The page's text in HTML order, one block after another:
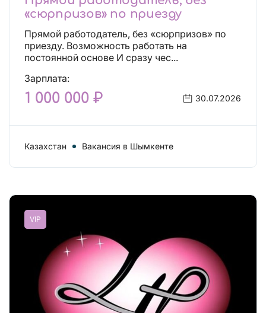
«сюрпризов» по приезду
Прямой работодатель, без «сюрпризов» по
приезду. Возможность работать на
постоянной основе И сразу чес...
Зарплата:
1 000 000 ₽ 30.07.2026
Казахстан Вакансия в Шымкенте
VIP